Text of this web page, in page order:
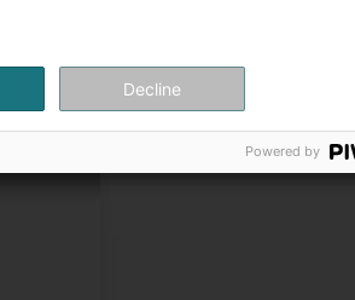
Decline
Powered by